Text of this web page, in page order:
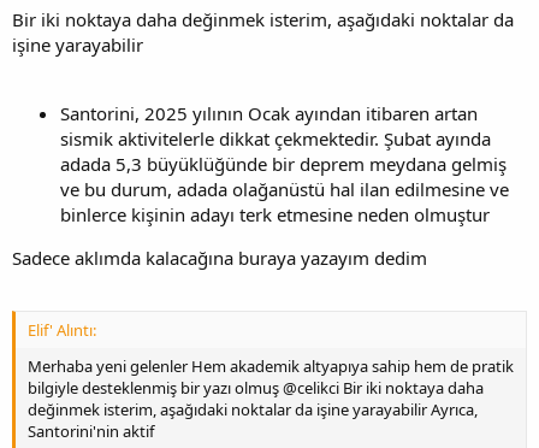
Bir iki noktaya daha değinmek isterim, aşağıdaki noktalar da
işine yarayabilir
Santorini, 2025 yılının Ocak ayından itibaren artan
sismik aktivitelerle dikkat çekmektedir. Şubat ayında
adada 5,3 büyüklüğünde bir deprem meydana gelmiş
ve bu durum, adada olağanüstü hal ilan edilmesine ve
binlerce kişinin adayı terk etmesine neden olmuştur
Sadece aklımda kalacağına buraya yazayım dedim
Elif' Alıntı:
Merhaba yeni gelenler Hem akademik altyapıya sahip hem de pratik
bilgiyle desteklenmiş bir yazı olmuş @celikci Bir iki noktaya daha
değinmek isterim, aşağıdaki noktalar da işine yarayabilir Ayrıca,
Santorini'nin aktif